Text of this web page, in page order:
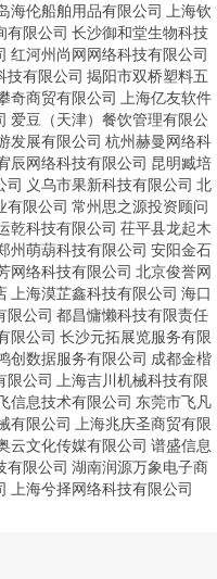
海伦船舶用品有限公司
上海钦
有限公司 长沙御和堂生物科技
红河州尚网网络科技有限公司
技有限公司 揭阳市双桥塑料五
奇商贸有限公司
上海亿友软件
爱豆（天津）餐饮管理有限公
发展有限公司 杭州赫曼网络科
辰网络科技有限公司 昆明臧培
司 义乌市果新科技有限公司 北
有限公司 常州思之源投资顾问
乾科技有限公司 茌平县龙起木
州萌葫科技有限公司 安阳金石
网络科技有限公司 北京俊誉网
上海漠芷鑫科技有限公司 海口
限公司 都昌慵懒科技有限责任
限公司 长沙元拓展览服务有限
创数据服务有限公司 成都金楷
限公司
上海吉川机械科技有限
信息技术有限公司 东莞市飞凡
有限公司
上海兆庆圣商贸有限
云文化传媒有限公司 谱盛信息
有限公司 湖南润源万象电子商
上海兮择网络科技有限公司